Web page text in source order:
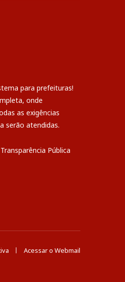
para prefeituras!
onde
as exigências
serão atendidas.
Pública
Acessar o Webmail